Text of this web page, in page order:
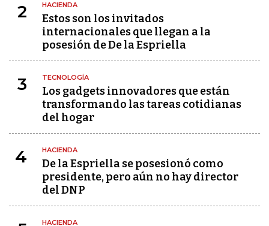
2 HACIENDA
Estos son los invitados
internacionales que llegan a la
posesión de De la Espriella
3 TECNOLOGÍA
Los gadgets innovadores que están
transformando las tareas cotidianas
del hogar
4 HACIENDA
De la Espriella se posesionó como
presidente, pero aún no hay director
del DNP
HACIENDA